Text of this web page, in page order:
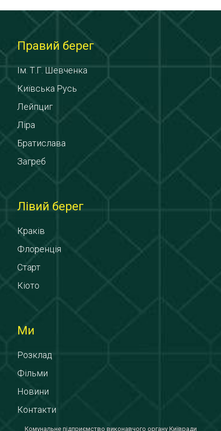
Правий берег
Ім. Т.Г. Шевченка
Київська Русь
Лейпциг
Ліра
Братислава
Загреб
Лівий берег
Краків
Флоренція
Старт
Кіото
Ми
Розклад
Фільми
Новини
Контакти
Комунальне підприємство виконавчого органу Київради